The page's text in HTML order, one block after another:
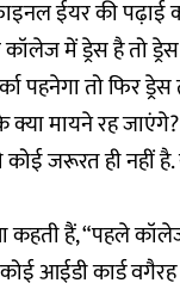
ईयर की पढ़ाई
में ड्रेस है तो
पहनेगा तो फिर
क्या मायने रह
जरूरत ही नहीं
कहती हैं, “पहले
आईडी कार्ड